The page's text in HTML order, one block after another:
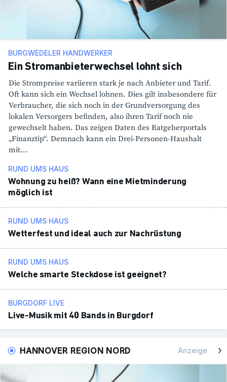
BURGWEDELER HANDWERKER
Ein Stromanbieterwechsel lohnt sich
Die Strom­preise vari­ieren stark je nach Anbieter und Tarif.
Oft kann sich ein Wechsel lohnen. Dies gilt insbe­son­dere für
Verbrau­cher, die sich noch in der Grund­ver­sor­gung des
lokalen Versor­gers befinden, also ihren Tarif noch nie
gewech­selt haben. Das zeigen Daten des Ratge­ber­por­tals
„Finanztip“. Demnach kann ein Drei-Personen-Haus­halt
mit...
RUND UMS HAUS
Wohnung zu heiß? Wann eine Miet­min­de­rung
möglich ist
RUND UMS HAUS
Wetter­fest und ideal auch zur Nach­rüs­tung
RUND UMS HAUS
Welche smarte Steck­dose ist geeignet?
BURGDORF LIVE
Live-Musik mit 40 Bands in Burg­dorf
HANNOVER REGION NORD Anzeige